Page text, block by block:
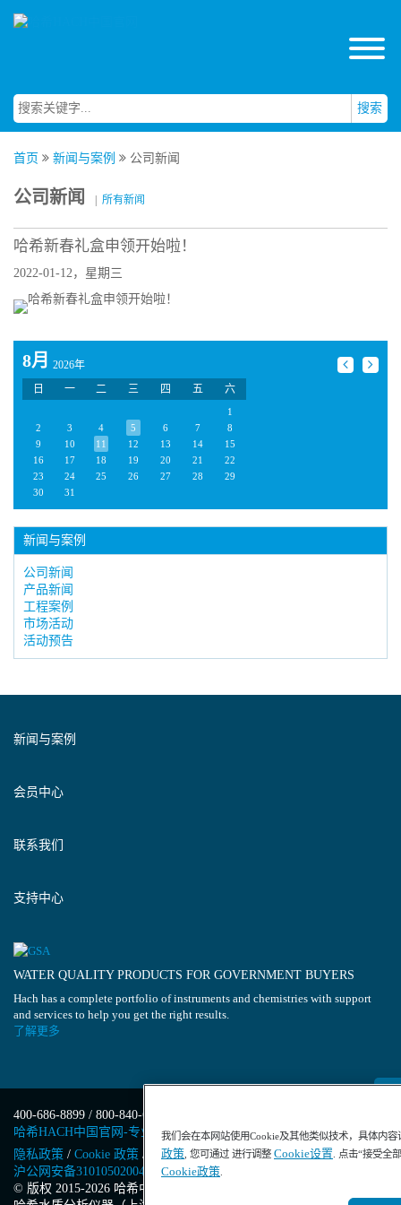
搜索
首页 新闻与案例 公司新闻
公司新闻 所有新闻
哈希新春礼盒申领开始啦！
2022-01-12，星期三
8月
2026年
日
一 二 三 四 五 六
1
2
3 4 5 6 7
8
9
10 11 12 13 14
15
16
17 18 19 20 21
22
23
24 25 26 27 28
29
30
31
新闻与案例
公司新闻
产品新闻
工程案例
市场活动
活动预告
新闻与案例
会员中心
联系我们
支持中心
WATER QUALITY PRODUCTS FOR GOVERNMENT BUYERS
Hach has a complete portfolio of instruments and chemistries with support
and services to help you get the right results.
了解更多
400-686-8899 / 800-840-6026
哈希HACH中国官网-专业水质分析仪器
隐私政策 / Cookie 政策 / Cookie 设置/沪ICP备13034148号-4/
沪公网安备31010502004971号/沪(浦)应急管危经许[2023]201871
© 版权 2015-2026 哈希中国版权所有
我们会在本网站使用Cookie及其他类似技术，具体内
政策, 您可通过 进行调整 Cookie设置. 点击“接受全
Cookie政策.